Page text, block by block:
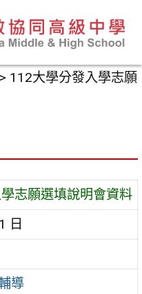
> 112大學分發入學志願
志願選填說明會資料
日
導